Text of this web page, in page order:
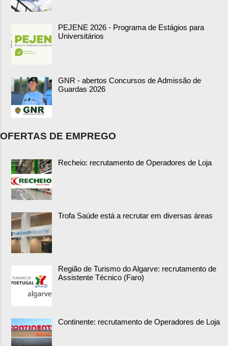
PEJENE 2026 - Programa de Estágios para
Universitários
GNR - abertos Concursos de Admissão de
Guardas 2026
OFERTAS DE EMPREGO
Recheio: recrutamento de Operadores de Loja
Trofa Saúde está a recrutar em diversas áreas
Região de Turismo do Algarve: recrutamento de
Assistente Técnico (Faro)
Continente: recrutamento de Operadores de Loja